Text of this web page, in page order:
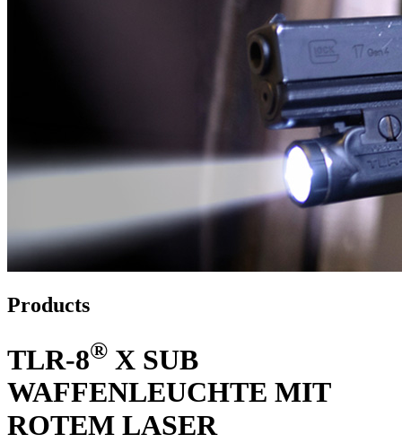
Products
TLR-8® X SUB
WAFFENLEUCHTE MIT
ROTEM LASER